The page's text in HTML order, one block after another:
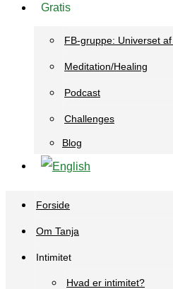
Gratis
FB-gruppe: Universet
Meditation/Healing
Podcast
Challenges
Blog
Forside
Om Tanja
Intimitet
Hvad er intimitet?